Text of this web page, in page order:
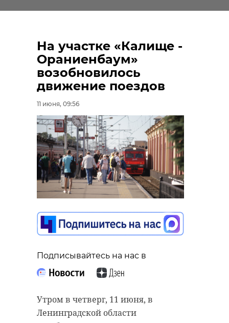
На участке «Калище -
Ораниенбаум»
возобновилось
движение поездов
11 июня, 09:56
Подписывайтесь на нас в
Утром в четверг, 11 июня, в
Ленинградской области